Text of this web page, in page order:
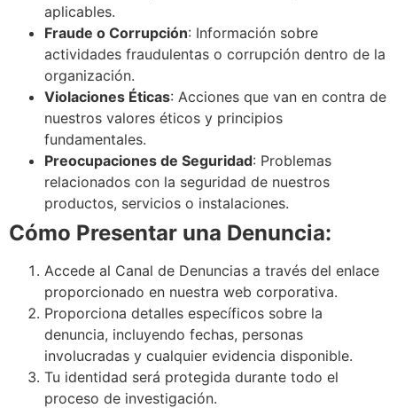
aplicables.
Fraude o Corrupción: Información sobre
actividades fraudulentas o corrupción dentro de la
organización.
Violaciones Éticas: Acciones que van en contra de
nuestros valores éticos y principios
fundamentales.
Preocupaciones de Seguridad: Problemas
relacionados con la seguridad de nuestros
productos, servicios o instalaciones.
Cómo Presentar una Denuncia:
Accede al Canal de Denuncias a través del enlace
proporcionado en nuestra web corporativa.
Proporciona detalles específicos sobre la
denuncia, incluyendo fechas, personas
involucradas y cualquier evidencia disponible.
Tu identidad será protegida durante todo el
proceso de investigación.